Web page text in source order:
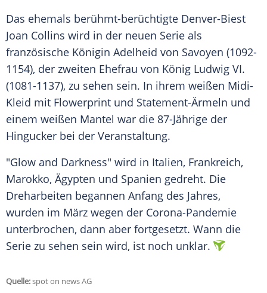
Das ehemals berühmt-berüchtigte Denver-Biest
Joan Collins wird in der neuen Serie als
französische Königin Adelheid von Savoyen (1092-
1154), der zweiten Ehefrau von König Ludwig VI.
(1081-1137), zu sehen sein. In ihrem weißen Midi-
Kleid mit Flowerprint und Statement-Ärmeln und
einem weißen Mantel war die 87-Jährige der
Hingucker bei der Veranstaltung.
"Glow and Darkness" wird in Italien, Frankreich,
Marokko, Ägypten und Spanien gedreht. Die
Dreharbeiten begannen Anfang des Jahres,
wurden im März wegen der Corona-Pandemie
unterbrochen, dann aber fortgesetzt. Wann die
Serie zu sehen sein wird, ist noch unklar.
Quelle:spot on news AG